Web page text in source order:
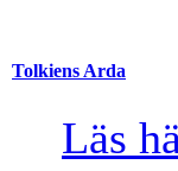
Tolkiens Arda
Läs